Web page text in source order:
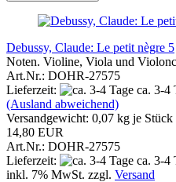
Debussy, Claude: Le petit nègre 5
Noten. Violine, Viola und
Art.Nr.: DOHR-27575
Lieferzeit:
ca. 3-4
(Ausland abweichend)
Versandgewicht: 0,07 kg je Stück
14,80 EUR
Art.Nr.: DOHR-27575
Lieferzeit:
ca. 3-4
inkl. 7% MwSt. zzgl. Versand